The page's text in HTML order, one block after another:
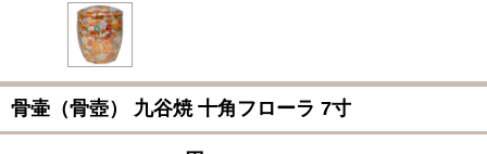
骨壷（骨壺） 九谷焼 十角フローラ 7寸